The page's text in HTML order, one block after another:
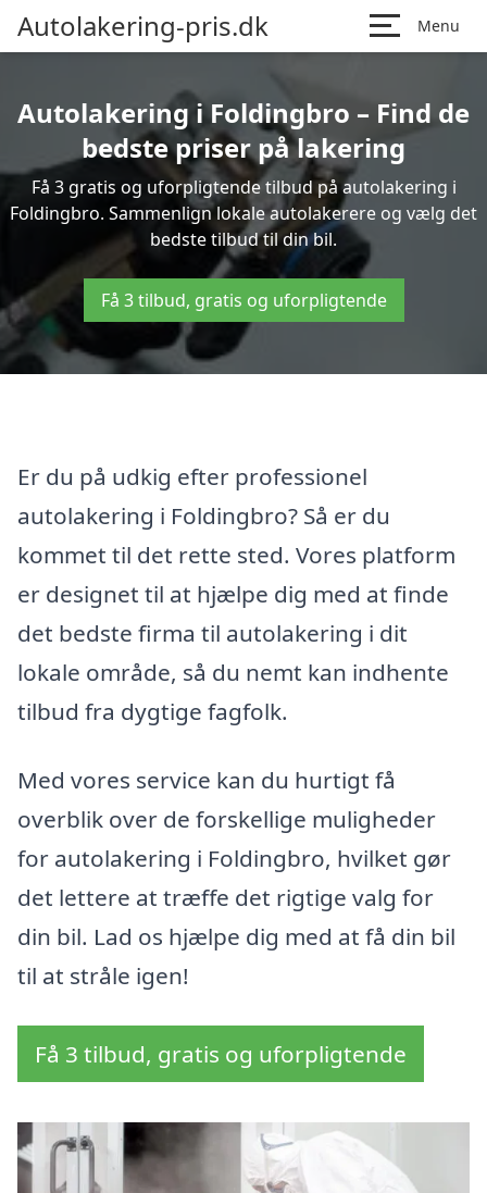
Autolakering-pris.dk Menu
Autolakering i Foldingbro – Find de
bedste priser på lakering
Få 3 gratis og uforpligtende tilbud på autolakering i
Foldingbro. Sammenlign lokale autolakerere og vælg det
bedste tilbud til din bil.
Få 3 tilbud, gratis og uforpligtende
Er du på udkig efter professionel
autolakering i Foldingbro? Så er du
kommet til det rette sted. Vores platform
er designet til at hjælpe dig med at finde
det bedste firma til autolakering i dit
lokale område, så du nemt kan indhente
tilbud fra dygtige fagfolk.
Med vores service kan du hurtigt få
overblik over de forskellige muligheder
for autolakering i Foldingbro, hvilket gør
det lettere at træffe det rigtige valg for
din bil. Lad os hjælpe dig med at få din bil
til at stråle igen!
Få 3 tilbud, gratis og uforpligtende